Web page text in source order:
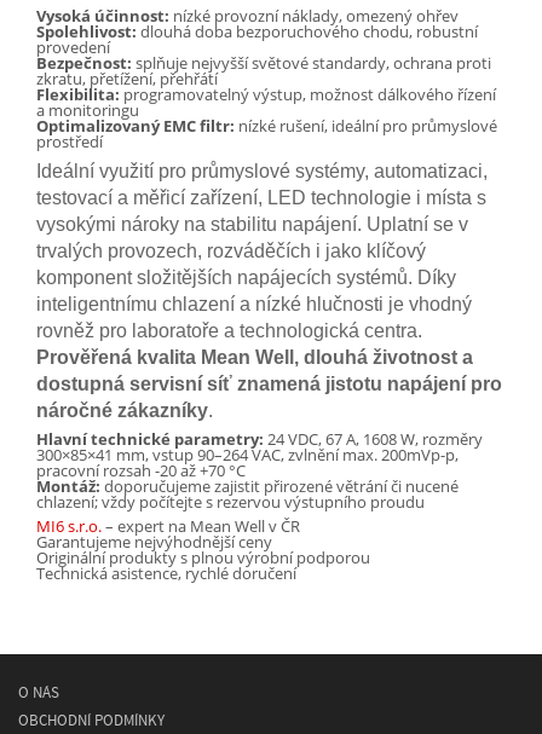
Vysoká účinnost: nízké provozní náklady, omezený ohřev
Spolehlivost: dlouhá doba bezporuchového chodu, robustní
provedení
Bezpečnost: splňuje nejvyšší světové standardy, ochrana proti
zkratu, přetížení, přehřátí
Flexibilita: programovatelný výstup, možnost dálkového řízení
a monitoringu
Optimalizovaný EMC filtr: nízké rušení, ideální pro průmyslové
prostředí
Ideální využití pro průmyslové systémy, automatizaci,
testovací a měřicí zařízení, LED technologie i místa s
vysokými nároky na stabilitu napájení. Uplatní se v
trvalých provozech, rozváděčích i jako klíčový
komponent složitějších napájecích systémů. Díky
inteligentnímu chlazení a nízké hlučnosti je vhodný
rovněž pro laboratoře a technologická centra.
Prověřená kvalita Mean Well, dlouhá životnost a
dostupná servisní síť znamená jistotu napájení pro
náročné zákazníky.
Hlavní technické parametry: 24 VDC, 67 A, 1608 W, rozměry
300×85×41 mm, vstup 90–264 VAC, zvlnění max. 200mVp-p,
pracovní rozsah -20 až +70 °C
Montáž: doporučujeme zajistit přirozené větrání či nucené
chlazení; vždy počítejte s rezervou výstupního proudu
MI6 s.r.o.– expert na Mean Well v ČR
Garantujeme nejvýhodnější ceny
Originální produkty s plnou výrobní podporou
Technická asistence, rychlé doručení
O NÁS
OBCHODNÍ PODMÍNKY